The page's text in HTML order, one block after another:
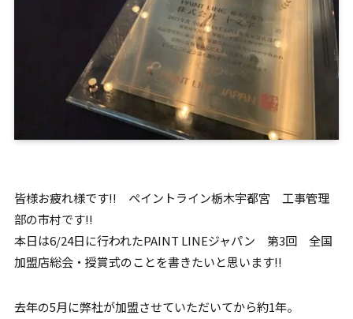
皆様お疲れ様です!! ペイントライン栃木宇都宮 工事管理
部の市村です!!
本日は6/24日に行われたPAINT LINEジャパン 第3回 全国
加盟店総会・授賞式のことを書きたいと思います!!
去年の5月に弊社が加盟させていただいてから約1年。